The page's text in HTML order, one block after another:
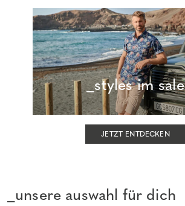
_styles im sale
JETZT ENTDECKEN
_unsere auswahl für dich